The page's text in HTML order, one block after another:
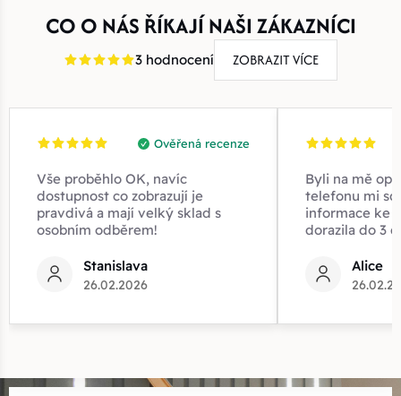
CO O NÁS ŘÍKAJÍ NAŠI ZÁKAZNÍCI
3 hodnocení ZOBRAZIT VÍCE
Ověřená recenze
Vše proběhlo OK, navíc
dostupnost co zobrazují je
pravdivá a mají velký sklad s
osobním odběrem!
Stanislava
26.02.2026
Byli na mě
telefonu mi
informace ke
dorazila do 3
Alice